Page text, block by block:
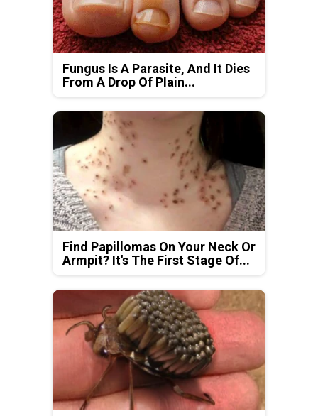
Fungus Is A Parasite, And It Dies
From A Drop Of Plain...
Find Papillomas On Your Neck Or
Armpit? It's The First Stage Of...